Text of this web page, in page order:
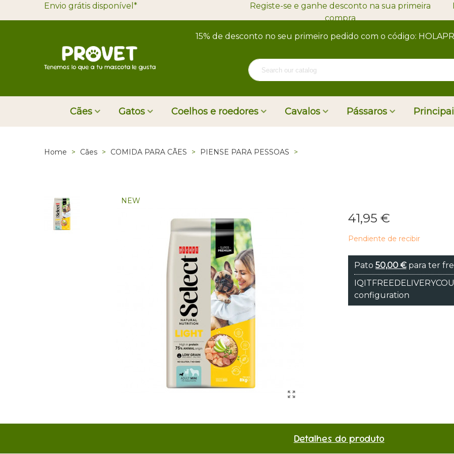
Envio grátis disponível*
Registe-se e ganhe desconto na sua primeira
compra
15% de desconto no seu primeiro pedido com o código:
Cães Gatos Coelhos e roedores Cavalos Pássaros
Home > Cães > COMIDA PARA CÃES > PIENSE PARA PESSOAS >
NEW
41,95 €
Pendiente de recibir
Pato 50,00 €para ter
configuration
Detalhes do produto